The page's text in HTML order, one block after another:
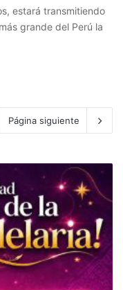
estará transmitiendo
grande del Perú la
Página siguiente